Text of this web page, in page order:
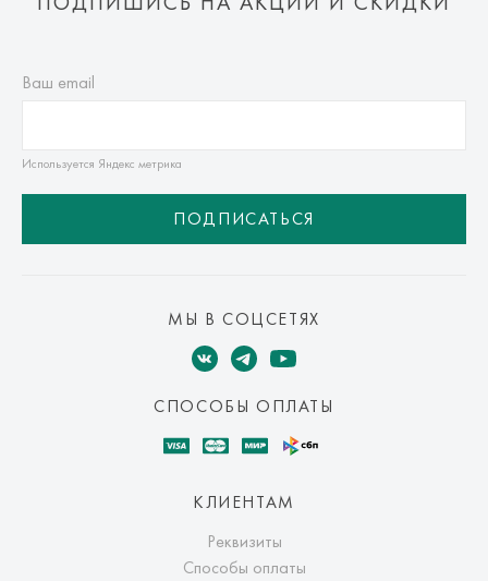
Ваш email
Используется Яндекс метрика
ПОДПИСАТЬСЯ
МЫ В СОЦСЕТЯХ
СПОСОБЫ ОПЛАТЫ
КЛИЕНТАМ
Реквизиты
Способы оплаты